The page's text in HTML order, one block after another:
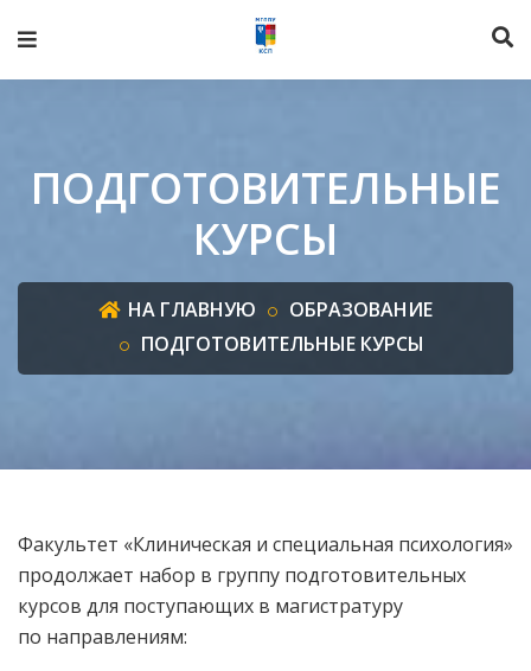
ПОДГОТОВИТЕЛЬНЫЕ
КУРСЫ
НА ГЛАВНУЮ
ОБРАЗОВАНИЕ
ПОДГОТОВИТЕЛЬНЫЕ КУРСЫ
Факультет «Клиническая и специальная психология»
продолжает набор в группу подготовительных
курсов для поступающих в магистратуру
по направлениям: